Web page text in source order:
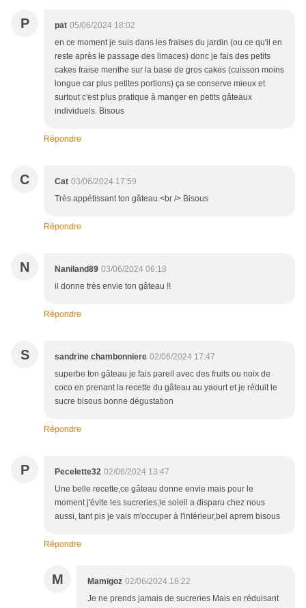
P pat 05/06/2024 18:02
en ce moment je suis dans les fraises du jardin (ou ce qu'il en
reste après le passage des limaces) donc je fais des petits
cakes fraise menthe sur la base de gros cakes (cuisson moins
longue car plus petites portions) ça se conserve mieux et
surtout c'est plus pratique à manger en petits gâteaux
individuels. Bisous
Répondre
C Cat 03/06/2024 17:59
Très appétissant ton gâteau.<br /> Bisous
Répondre
N Naniland89 03/06/2024 06:18
il donne très envie ton gâteau !!
Répondre
S sandrine chambonniere 02/06/2024 17:47
superbe ton gâteau je fais pareil avec des fruits ou noix de
coco en prenant la recette du gâteau au yaourt et je réduit le
sucre bisous bonne dégustation
Répondre
P Pecelette32 02/06/2024 13:47
Une belle recette,ce gâteau donne envie mais pour le
moment j'évite les sucreries,le soleil a disparu chez nous
aussi, tant pis je vais m'occuper à l'intérieur,bel aprem bisous
Répondre
M Mamigoz 02/06/2024 16:22
Je ne prends jamais de sucreries Mais en réduisant